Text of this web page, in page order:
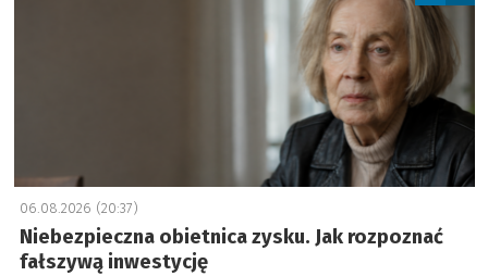
06.08.2026 (20:37)
Niebezpieczna obietnica zysku. Jak rozpoznać
fałszywą inwestycję